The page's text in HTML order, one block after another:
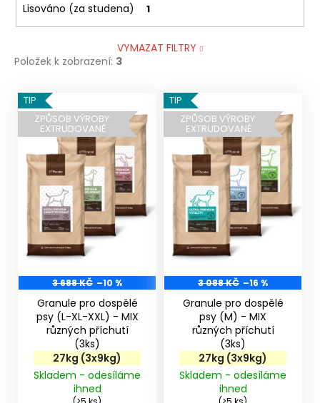
Lisováno (za studena) 1
VYMAZAT FILTRY
Položek k zobrazení: 3
V
ý
p
k
TIP
ZPŮSOB VÝROBY:
EXTRUDOVANÉ
3 688 KČ –10 %
Granule pro dospělé
psy (L-XL-XXL) - MIX
různých příchutí
27kg (3x9kg)
Skladem - odesíláme
ihned
TIP
ZPŮSOB VÝROBY:
EXTRUDOVANÉ
3 088 KČ –16 %
Granule pro dospělé
psy (M) - MIX
různých příchutí
27kg (3x9kg)
Skladem - odesíláme
ihned